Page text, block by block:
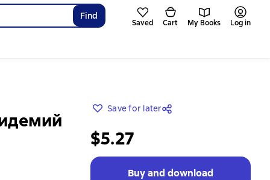
Find
Saved Cart My Books Log in
Save for later
$5.27
Buy and download